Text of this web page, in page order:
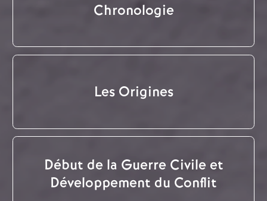
Chronologie
Les Origines
Début de la Guerre Civile et
Développement du Conflit